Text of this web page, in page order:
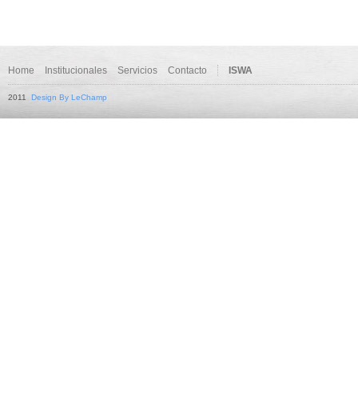
Home Institucionales Servicios Contacto ISWA
2011 Design By LeChamp